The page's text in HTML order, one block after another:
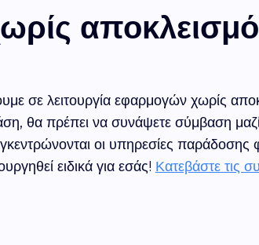
σε λειτουργία εφαρμογών χωρίς
θα πρέπει να συνάψετε σύμβαση
οι υπηρεσίες παράδοσης
ειδικά για εσάς! Κατεβάστε τις